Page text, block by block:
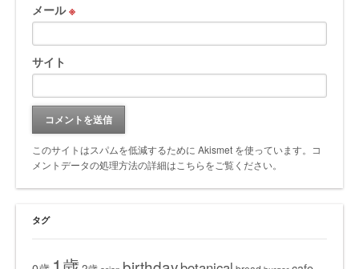
メール※
サイト
このサイトはスパムを低減するために Akismet を使っています。
コ
メントデータの処理方法の詳細はこちらをご覧ください。
タグ